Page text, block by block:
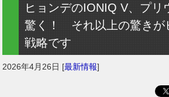
ヒョンデのIONIQ V、プリ
驚く！ それ以上の驚きが
戦略です
2026年4月26日 [最新情報]